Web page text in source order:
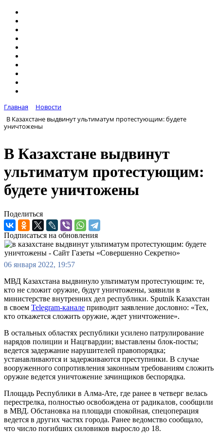
Главная
Новости
В Казахстане выдвинут ультиматум протестующим: будете
уничтожены
В Казахстане выдвинут
ультиматум протестующим:
будете уничтожены
Поделиться
Подписаться на обновления
06 января 2022, 19:57
МВД Казахстана выдвинуло ультиматум протестующим: те,
кто не сложит оружие, будут уничтожены, заявили в
министерстве внутренних дел республики. Sputnik Казахстан
в своем Telegram-канале приводит заявление дословно: «Тех,
кто откажется сложить оружие, ждет уничтожение».
В остальных областях республики усилено патрулирование
нарядов полиции и Нацгвардии; выставлены блок-посты;
ведется задержание нарушителей правопорядка;
устанавливаются и задерживаются преступники. В случае
вооруженного сопротивления законным требованиям сложить
оружие ведется уничтожение зачинщиков беспорядка.
Площадь Республики в Алма-Ате, где ранее в четверг велась
перестрелка, полностью освобождена от радикалов, сообщили
в МВД. Обстановка на площади спокойная, спецоперация
ведется в других частях города. Ранее ведомство сообщало,
что число погибших силовиков выросло до 18.